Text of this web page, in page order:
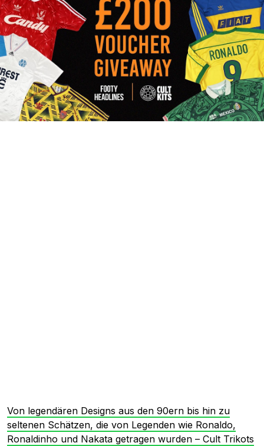
Von legendären Designs aus den 90ern bis hin zu
seltenen Schätzen, die von Legenden wie Ronaldo,
Ronaldinho und Nakata getragen wurden – Cult Trikots